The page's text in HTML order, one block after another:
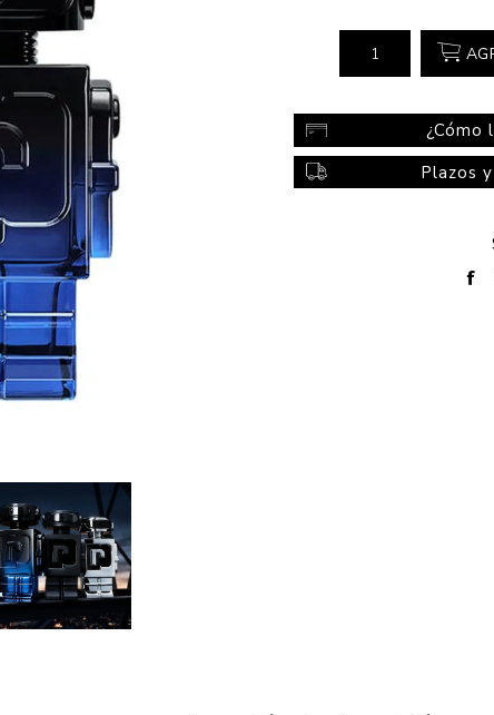
Bebés
Colonias y Perfumes
Higiene
Accesorios
Accesorios
¿Cómo
Plazos